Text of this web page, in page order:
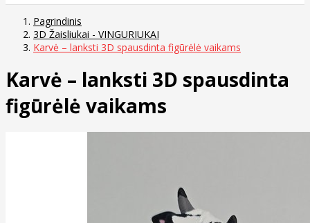
Pagrindinis
3D Žaisliukai - VINGURIUKAI
Karvė – lanksti 3D spausdinta figūrėlė vaikams
Karvė – lanksti 3D spausdinta
figūrėlė vaikams